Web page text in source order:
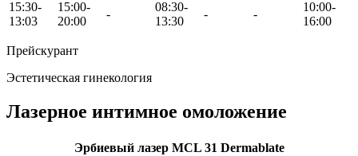
15:30-
13:03
15:00-
20:00
-
08:30-
13:30
- -
10:00-
16:00
Прейскурант
Эстетическая гинекология
Лазерное интимное омоложение
Эрбиевый лазер MCL 31 Dermablate